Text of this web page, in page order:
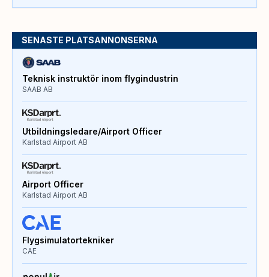
SENASTE PLATSANNONSERNA
Teknisk instruktör inom flygindustrin
SAAB AB
Utbildningsledare/Airport Officer
Karlstad Airport AB
Airport Officer
Karlstad Airport AB
Flygsimulatortekniker
CAE